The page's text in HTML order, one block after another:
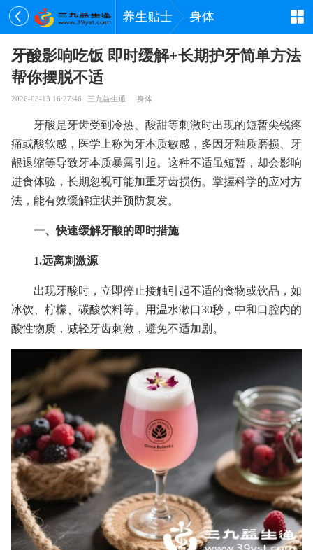
养生贴士 身体
牙酸影响吃饭 即时缓解+长期护牙简单方法
帮你摆脱不适
2026-03-13 16:27:46 三九益生通 身体
牙酸是牙齿受到冷热、酸甜等刺激时出现的短暂尖锐疼
痛或酸软感，医学上称为牙本质敏感，多因牙釉质磨损、牙
龈退缩等导致牙本质暴露引起。这种不适虽短暂，却会影响
进食体验，长期忽视可能加重牙齿损伤。掌握科学的应对方
法，能有效缓解症状并预防复发。
一、快速缓解牙酸的即时措施
1.远离刺激源
出现牙酸时，立即停止接触引起不适的食物或饮品，如
冰饮、柠檬、碳酸饮料等。用温水漱口30秒，中和口腔内的
酸性物质，减轻牙齿刺激，避免不适加剧。